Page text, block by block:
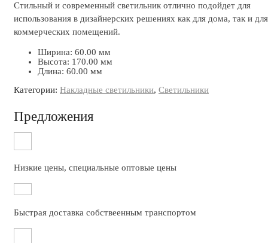
Стильный и современный светильник отлично подойдет для
использования в дизайнерских решениях как для дома, так и для
коммерческих помещений.
Ширина: 60.00 мм
Высота: 170.00 мм
Длина: 60.00 мм
Категории: Накладные светильники, Светильники
Предложения
Низкие цены, специальные оптовые цены
Быстрая доставка собствеенным транспортом